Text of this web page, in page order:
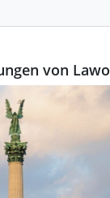
von Lawo